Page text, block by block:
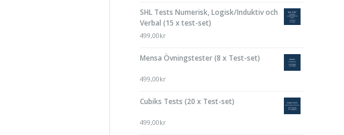
SHL Tests Numerisk, Logisk/Induktiv och
Verbal (15 x test-set)
499,00kr
Mensa Övningstester (8 x Test-set)
499,00kr
Cubiks Tests (20 x Test-set)
499,00kr